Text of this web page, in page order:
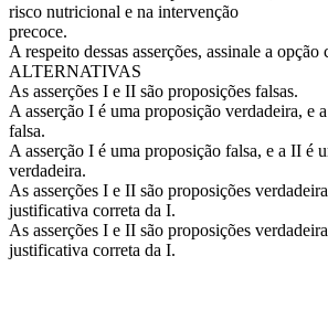
risco nutricional e na intervenção
precoce.
A respeito dessas asserções, assinale a opção
ALTERNATIVAS
As asserções I e II são proposições falsas.
A asserção I é uma proposição verdadeira, e
falsa.
A asserção I é uma proposição falsa, e a II é
verdadeira.
As asserções I e II são proposições
justificativa correta da I.
As asserções I e II são proposições
justificativa correta da I.